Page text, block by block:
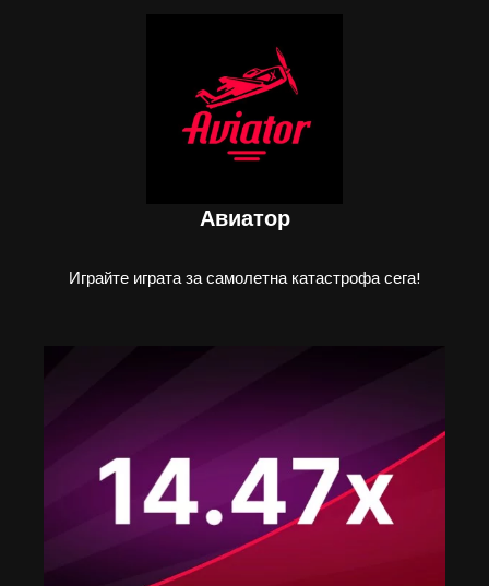
Авиатор
Играйте играта за самолетна катастрофа сега!